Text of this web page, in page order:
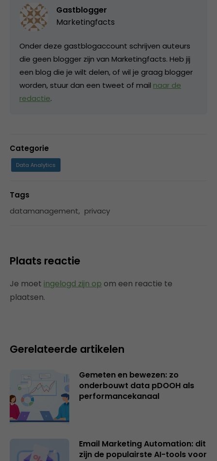
Gastblogger
Marketingfacts
Onder deze gastblogaccount schrijven auteurs
die geen blogger zijn van Marketingfacts. Heb jij
een blog die je wilt delen, of wil je graag blogger
worden, stuur dan een tweet of mail naar de
redactie.
Categorie
Data Analytics
Tags
datamanagement, privacy
Plaats reactie
Je moet ingelogd zijn op om een reactie te
plaatsen.
Gerelateerde artikelen
Gemeten en bewezen: zo
onderbouwt data pDOOH als
performancekanaal
Email Marketing Automation: dit
zijn de populairste AI-tools voor